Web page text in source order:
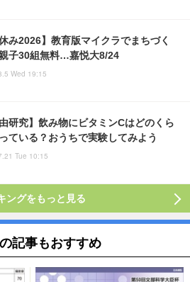
休み2026】教育版マイクラでまちづく
子30組無料…嘉悦大8/24
Wed 19:15
由研究】飲み物にビタミンCはどのくら
ている？おうちで実験してみよう
Tue 10:15
ングをもっと見る
記事もおすすめ